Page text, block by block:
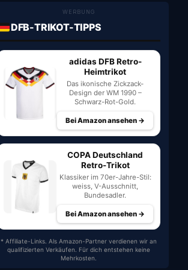
WERBUNG
DFB-TRIKOT-TIPPS
adidas DFB Retro-
Heimtrikot
Das ikonische Zickzack-
Design der WM 1990 –
Schwarz-Rot-Gold.
Bei Amazon ansehen →
COPA Deutschland
Retro-Trikot
Klassiker im 70er-Jahre-Stil:
weiss, V-Ausschnitt,
Bundesadler.
Bei Amazon ansehen →
* Affiliate-Links. Als Amazon-Partner verdienen wir an
qualifizierten Verkäufen. Für dich entstehen keine
Mehrkosten.